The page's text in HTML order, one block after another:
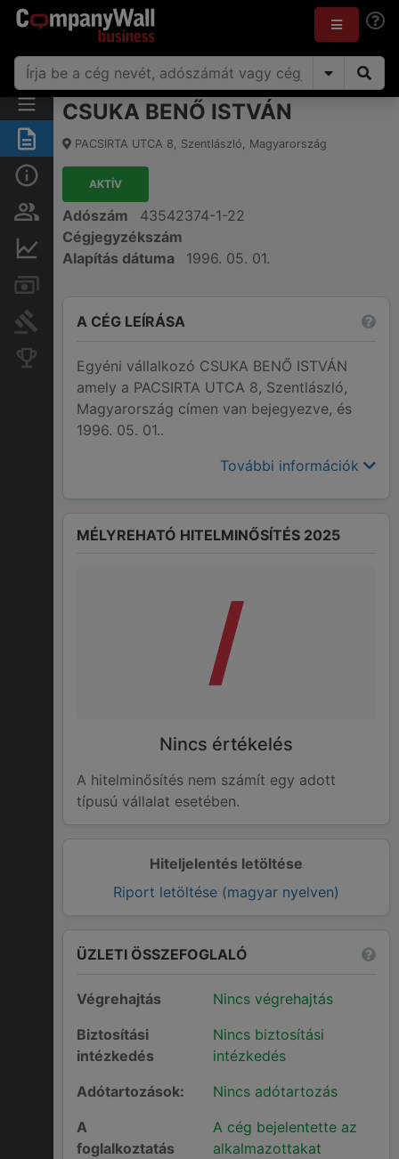
Összegzés
Alap információk
Személyek és tulajdonjog
Pénzügyi információk
Bírósági eljárások
Konkurens cégek
CSUKA BENŐ ISTVÁN
PACSIRTA UTCA 8, Szentlászló, Magyarország
AKTÍV
Adószám
43542374-1-22
Cégjegyzékszám
Alapítás dátuma
1996. 05. 01.
A CÉG LEÍRÁSA
Egyéni vállalkozó CSUKA BENŐ ISTVÁN
amely a PACSIRTA UTCA 8, Szentlászló,
Magyarország címen van bejegyezve, és
1996. 05. 01..
További információk
Hiteljelentés letöltése
Riport letöltése (magyar nyelven)
MÉLYREHATÓ HITELMINŐSÍTÉS 2025
/
Nincs értékelés
A hitelminősítés nem számít egy adott
típusú vállalat esetében.
ÜZLETI ÖSSZEFOGLALÓ
Végrehajtás
Nincs végrehajtás
Biztosítási
intézkedés
Nincs biztosítási
intézkedés
Adótartozások:
Nincs adótartozás
A
foglalkoztatás
A cég bejelentette az
alkalmazottakat